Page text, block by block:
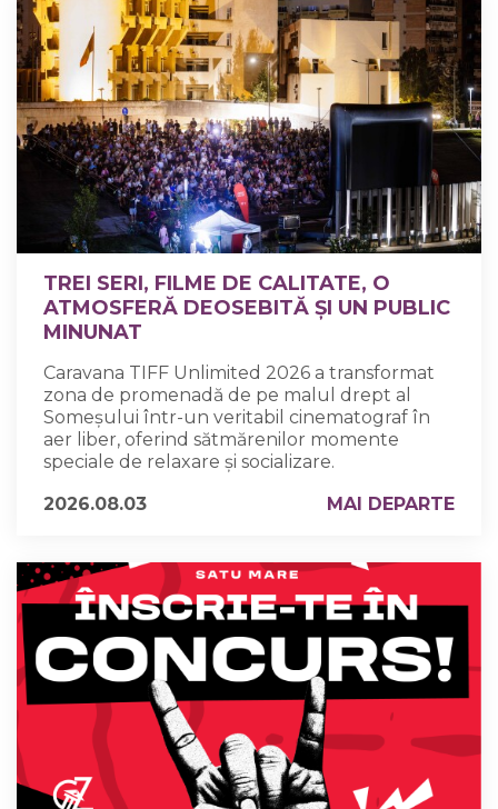
TREI SERI, FILME DE CALITATE, O
ATMOSFERĂ DEOSEBITĂ ȘI UN PUBLIC
MINUNAT
Caravana TIFF Unlimited 2026 a transformat
zona de promenadă de pe malul drept al
Someșului într-un veritabil cinematograf în
aer liber, oferind sătmărenilor momente
speciale de relaxare și socializare.
2026.08.03
MAI DEPARTE